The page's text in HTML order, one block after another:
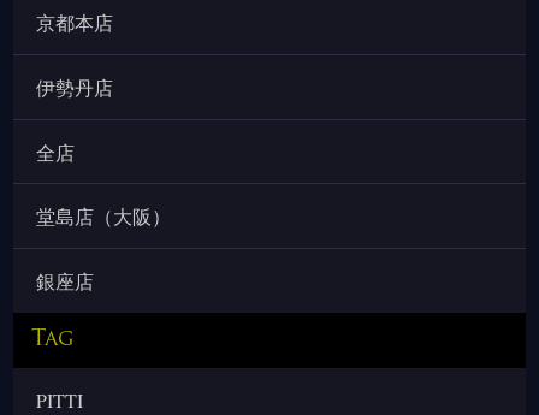
京都本店
伊勢丹店
全店
堂島店（大阪）
銀座店
Tag
PITTI